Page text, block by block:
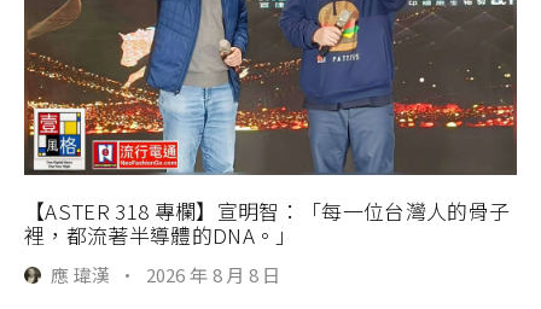
【ASTER 318 專欄】宣明智：「每一位台灣人的骨子
裡，都流著半導體的DNA。」
應 瑋漢 · 2026 年 8 月 8 日